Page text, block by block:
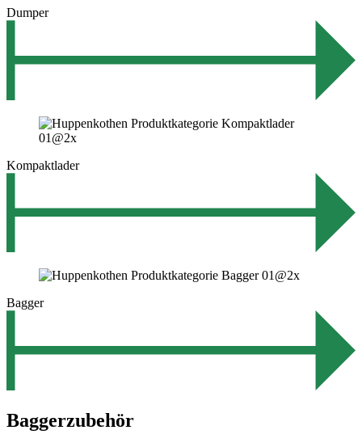
Dumper
Kompaktlader
Bagger
Baggerzubehör